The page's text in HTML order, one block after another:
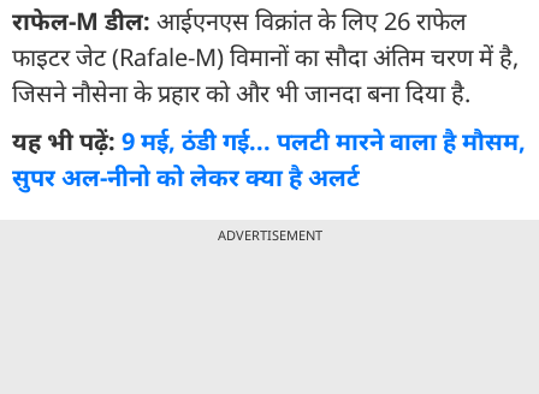
राफेल-M डील: आईएनएस विक्रांत के लिए 26 राफेल
फाइटर जेट (Rafale-M) विमानों का सौदा अंतिम चरण में है,
जिसने नौसेना के प्रहार को और भी जानदा बना दिया है.
यह भी पढ़ें: 9 मई, ठंडी गई... पलटी मारने वाला है मौसम,
सुपर अल-नीनो को लेकर क्या है अलर्ट
ADVERTISEMENT